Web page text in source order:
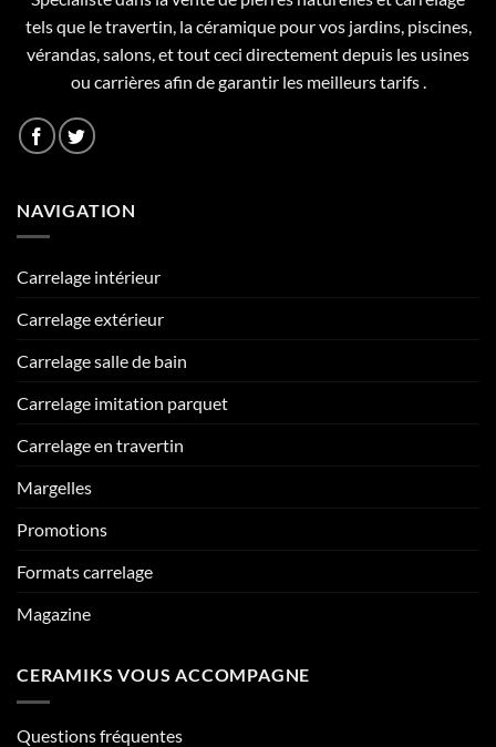
tels que le travertin, la céramique pour vos jardins, piscines,
vérandas, salons, et tout ceci directement depuis les usines
ou carrières afin de garantir les meilleurs tarifs .
NAVIGATION
Carrelage intérieur
Carrelage extérieur
Carrelage salle de bain
Carrelage imitation parquet
Carrelage en travertin
Margelles
Promotions
Formats carrelage
Magazine
CERAMIKS VOUS ACCOMPAGNE
Questions fréquentes